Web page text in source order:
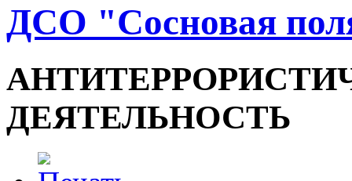
ДСО "Сосновая
ДЕЯТЕЛЬНОСТЬ